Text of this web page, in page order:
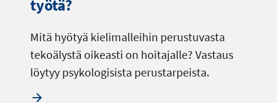
työtä?
Mitä hyötyä kielimalleihin perustuvasta
tekoälystä oikeasti on hoitajalle? Vastaus
löytyy psykologisista perustarpeista.